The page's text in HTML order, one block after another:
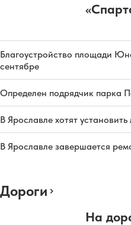
Благоустройство площади
сентябре
Определен подрядчик парка
В Ярославле хотят
В Ярославле завершается
Дороги
На